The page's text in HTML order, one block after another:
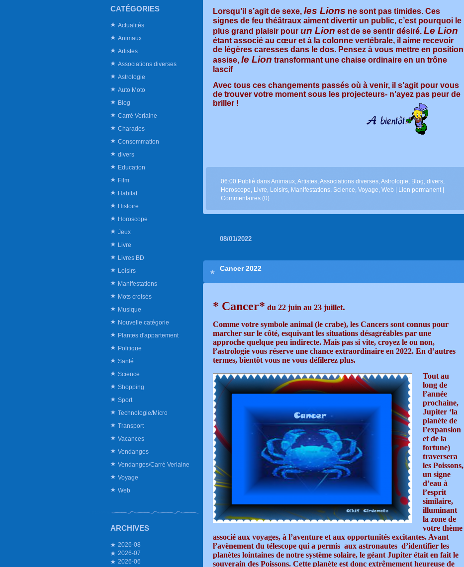
CATÉGORIES
Actualités
Animaux
Artistes
Associations diverses
Astrologie
Auto Moto
Blog
Carré Verlaine
Charades
Consommation
divers
Education
Film
Habitat
Histoire
Horoscope
Jeux
Livre
Livres BD
Loisirs
Manifestations
Mots croisés
Musique
Nouvelle catégorie
Plantes d'appartement
Politique
Santé
Science
Shopping
Sport
Technologie/Micro
Transport
Vacances
Vendanges
Vendanges/Carré Verlaine
Voyage
Web
ARCHIVES
2026-08
2026-07
2026-06
Lorsqu’il s’agit de sexe, les Lions ne sont pas timides. Ces
signes de feu théâtraux aiment divertir un public, c’est pourquoi le
plus grand plaisir pour un Lion est de se sentir désiré. Le Lion
étant associé au cœur et à la colonne vertébrale, il aime recevoir
de légères caresses dans le dos. Pensez à vous mettre en position
assise, le Lion transformant une chaise ordinaire en un trône
lascif
Avec tous ces changements passés où à venir, il s’agit pour vous
de trouver votre moment sous les projecteurs- n’ayez pas peur de
briller !
06:00 Publié dans Animaux Artistes Associations diverses Astrologie Blog divers
Horoscope
Livre Loisirs Manifestations Science Voyage Web | Lien permanent |
Commentaires (0)
08/01/2022
Cancer 2022
* Cancer* du 22 juin au 23 juillet.
Comme votre symbole animal (le crabe), les Cancers sont connus pour
marcher sur le côté, esquivant les situations désagréables par une
approche quelque peu indirecte. Mais pas si vite, croyez le ou non,
l’astrologie vous réserve une chance extraordinaire en 2022. En d’autres
termes, bientôt vous ne vous défilerez plus.
Tout au
long de
l’année
prochaine,
Jupiter ‘la
planète de
l’expansion
et de la
fortune)
traversera
les Poissons,
un signe
d’eau à
l’esprit
similaire,
illuminant
la zone de
votre thème
associé aux voyages, à l’aventure et aux opportunités excitantes. Avant
l’avènement du télescope qui a permis aux astronautes d’identifier les
planètes lointaines de notre système solaire, le géant Jupiter était en fait le
souverain des Poissons. Cette planète est donc extrêmement heureuse de